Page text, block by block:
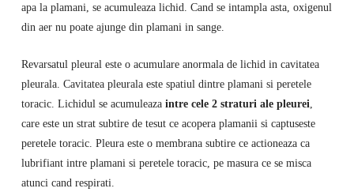
apa la plamani, se acumuleaza lichid. Cand se intampla asta, oxigenul
din aer nu poate ajunge din plamani in sange.
Revarsatul pleural este o acumulare anormala de lichid in cavitatea
pleurala. Cavitatea pleurala este spatiul dintre plamani si peretele
toracic. Lichidul se acumuleazaintre cele 2 straturi ale pleurei
care este un strat subtire de tesut ce acopera plamanii si captuseste
peretele toracic. Pleura este o membrana subtire ce actioneaza ca
lubrifiant intre plamani si peretele toracic, pe masura ce se misca
atunci cand respirati.